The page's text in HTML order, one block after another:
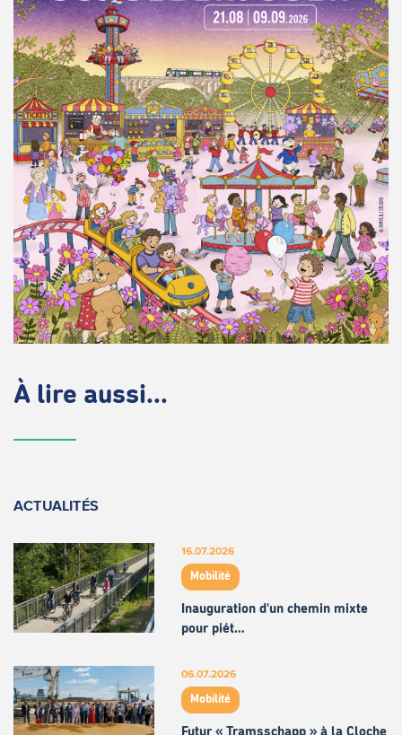
À lire aussi...
ACTUALITÉS
16.07.2026
Mobilité
Inauguration d'un chemin mixte
pour piét…
06.07.2026
Mobilité
Futur « Tramsschapp » à la Cloche